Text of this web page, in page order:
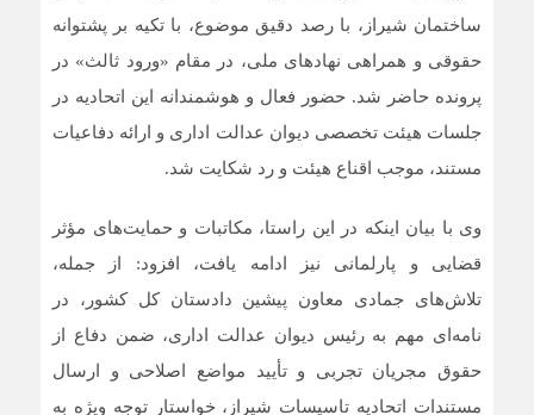
ساختمان شیراز، با رصد دقیق موضوع، با تکیه بر پشتوانه
حقوقی و همراهی نهاد‌های ملی، در مقام «ورود ثالث» در
پرونده حاضر شد. حضور فعال و هوشمندانه این اتحادیه در
جلسات هیئت تخصصی دیوان عدالت اداری و ارائه دفاعیات
مستند، موجب اقناع هیئت و رد شکایت شد.
وی با بیان اینکه در این راستا، مکاتبات و حمایت‌های مؤثر
قضایی و پارلمانی نیز ادامه یافت، افزود: از جمله،
تلاش‌های جمادی معاون پیشین دادستان کل کشور، در
نامه‌ای مهم به رئیس دیوان عدالت اداری، ضمن دفاع از
حقوق مجریان تجربی و تأیید مواضع اصلاحی و ارسال
مستندات اتحادیه تاسیسات شیراز، خواستار توجه ویژه به